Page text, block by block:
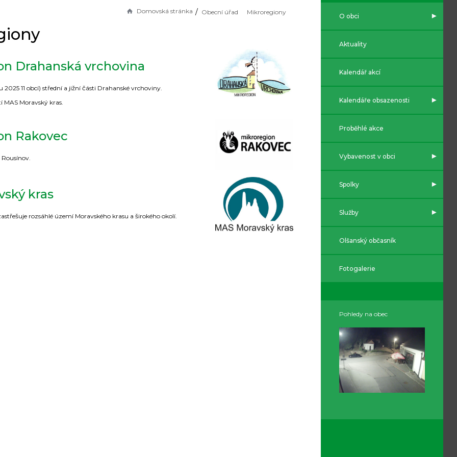
Domovská stránka Obecní úřad Mikroregiony
Drahanská vrchovina
2025 11 obcí) střední a jižní části Drahanské vrchoviny.
MAS Moravský kras.
Rakovec
kras
rozsáhlé území Moravského krasu a širokého okolí.
O obci
Aktuality
Kalendář akcí
Kalendáře obsazenosti
Proběhlé akce
Vybavenost v obci
Spolky
Služby
Olšanský občasník
Fotogalerie
Pohledy na obec